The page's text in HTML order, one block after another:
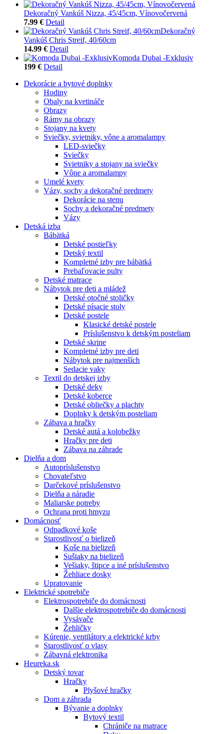
Dekoračný Vankúš Nizza, 45/45cm, Vínovočervená
7.99 € Detail
Dekoračný
Vankúš Chris Streif, 40/60cm
14.99 € Detail
Komoda Dubai -Exklusiv
199 € Detail
Dekorácie a bytové doplnky
Hodiny
Obaly na kvetináče
Obrazy
Rámy na obrazy
Stojany na kvety
Sviečky, svietniky, vône a aromalampy
LED-sviečky
Sviečky
Svietniky a stojany na sviečky
Vône a aromalampy
Umelé kvety
Vázy, sochy a dekoračné predmety
Dekorácie na stenu
Sochy a dekoračné predmety
Vázy
Detská izba
Bábätká
Detské postieľky
Detský textil
Kompletné izby pre bábätká
Prebaľovacie pulty
Detské matrace
Nábytok pre deti a mládež
Detské otočné stoličky
Detské písacie stoly
Detské postele
Klasické detské postele
Príslušenstvo k detským posteliam
Detské skrine
Kompletné izby pre deti
Nábytok pre najmenších
Sedacie vaky
Textil do detskej izby
Detské deky
Detské koberce
Detské obliečky a plachty
Doplnky k detským posteliam
Zábava a hračky
Detské autá a kolobežky
Hračky pre deti
Zábava na záhrade
Dielňa a dom
Autopríslušenstvo
Chovateľstvo
Darčekové príslušenstvo
Dielňa a náradie
Maliarske potreby
Ochrana proti hmyzu
Domácnosť
Odpadkové koše
Starostlivosť o bielizeň
Koše na bielizeň
Sušiaky na bielizeň
Vešiaky, štipce a iné príslušenstvo
Žehliace dosky
Upratovanie
Elektrické spotrebiče
Elektrospotrebiče do domácnosti
Dalšie elektrospotrebiče do domácnosti
Vysávače
Žehličky
Kúrenie, ventilátory a elektrické krby
Starostlivosť o vlasy
Zábavná elektronika
Heureka.sk
Detský tovar
Hračky
Plyšové hračky
Dom a záhrada
Bývanie a doplnky
Bytový textil
Chrániče na matrace